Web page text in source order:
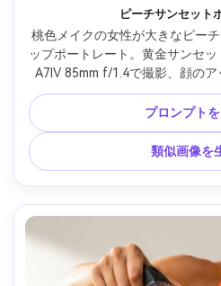
ピーチサンセット
桃色メイクの女性が大きなピー
ップポートレート。黄金サンセ
A7IV 85mm f/1.4で撮影、顔のア
ルな肌の毛穴とピーチの産毛、
ーエディトリアル
プロンプト
類似画像を